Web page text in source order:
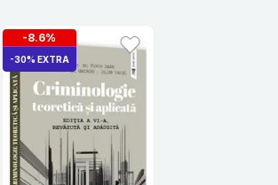
-8.6%
-30% EXTRA